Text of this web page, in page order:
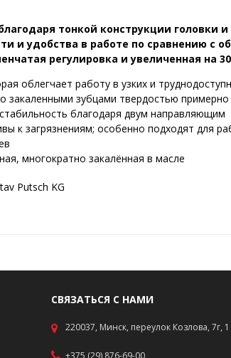
тонкой конструкции головки
и удобства в работе по сравнению с
регулировка и увеличенная на
облегчает работу в узких и
закаленными зубцами твердостью
благодаря двум направляющим
к загрязнениям; особенно подходят для
многократно закалённая в масле
Putsch KG
СВЯЗАТЬСЯ С НАМИ
220037, Минск, переулок Козлова, 7г,
+375 (29) 876-69-00